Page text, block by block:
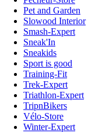
Pet and Garden
Slowood Interior
Smash-Expert
Sneak'In
Sneakids
Sport is good
Training-Fit
Trek-Expert
Triathlon-Expert
TripnBikers
Vélo-Store
Winter-Expert